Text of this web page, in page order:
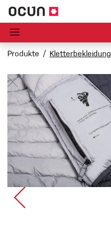
Produkte Kletterbekleidung